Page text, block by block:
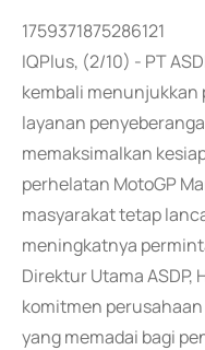
1759371875286121
IQPlus, (2/10) - PT
kembali menunjukkan
layanan
memaksimalkan
perhelatan MotoGP
masyarakat tetap
meningkatnya
Direktur Utama ASDP,
komitmen
yang memadai bagi